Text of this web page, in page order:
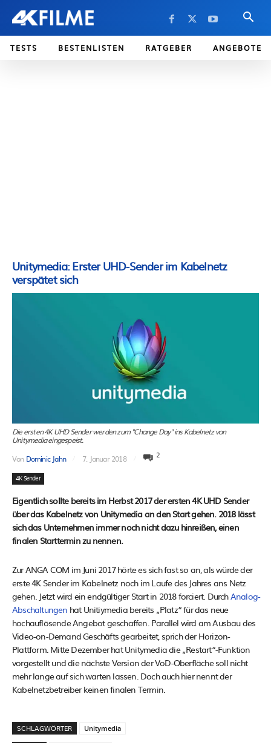
TESTS BESTENLISTEN RATGEBER ANGEBOTE
Unitymedia: Erster UHD-Sender im Kabelnetz
verspätet sich
Die ersten 4K UHD Sender werden zum "Change Day" ins Kabelnetz von
Unitymedia eingespeist.
Von Dominic Jahn 7. Januar 2018 2
4K Sender
Eigentlich sollte bereits im Herbst 2017 der ersten 4K UHD Sender
über das Kabelnetz von Unitymedia an den Start gehen. 2018 lässt
sich das Unternehmen immer noch nicht dazu hinreißen, einen
finalen Starttermin zu nennen.
Zur ANGA COM im Juni 2017 hörte es sich fast so an, als würde der
erste 4K Sender im Kabelnetz noch im Laufe des Jahres ans Netz
gehen. Jetzt wird ein endgültiger Start in 2018 forciert. DurchAnalog-
Abschaltungen hat Unitiymedia bereits „Platz“ für das neue
hochauflösende Angebot geschaffen. Parallel wird am Ausbau des
Video-on-Demand Geschäfts gearbeitet, sprich der Horizon-
Plattform. Mitte Dezember hat Unitymedia die „Restart“-Funktion
vorgestellt und die nächste Version der VoD-Oberfläche soll nicht
mehr lange auf sich warten lassen. Doch auch hier nennt der
Kabelnetzbetreiber keinen finalen Termin.
SCHLAGWÖRTER Unitymedia